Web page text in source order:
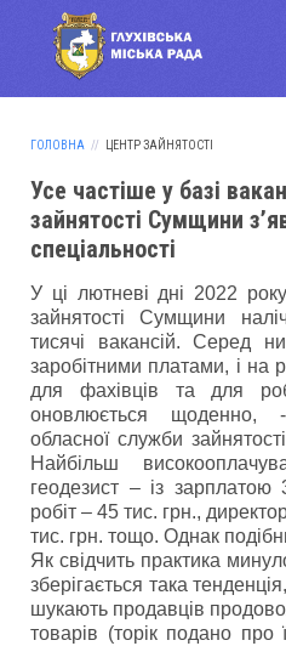
ГОЛОВНА ЦЕНТР ЗАЙНЯТОСТІ
Усе частіше у базі
зайнятості Сумщини
спеціальності
У ці лютневі дні 2022
зайнятості Сумщини
тисячі вакансій. Серед
заробітними платами, і на
для фахівців та для
оновлюється щоденно,
обласної служби
Найбільш
геодезист – із
робіт – 45 тис. грн.,
тис. грн. тощо. Однак
Як свідчить практика
зберігається така
шукають продавців
товарів (торік подано про